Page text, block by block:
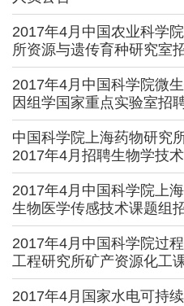
2017年4月中国农业科学
所资源与遗传育种研究室
2017年4月中国科学院微
因组学国家重点实验室招
中国科学院上海药物研究
2017年4月招聘生物学技
2017年4月中国科学院上
生物医学传感技术课题组
2017年4月中国科学院过
工程研究所矿产资源化工
2017年4月国家水电可持